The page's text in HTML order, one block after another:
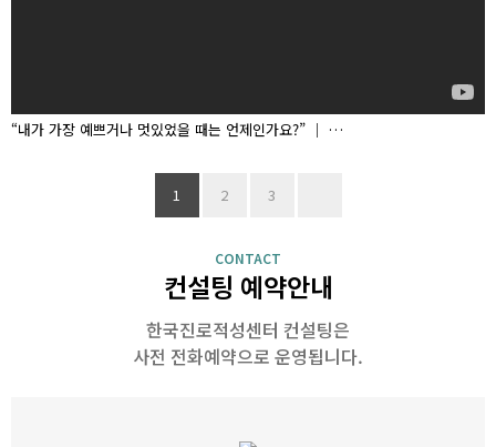
“내가 가장 예쁘거나 멋있었을 때는 언제인가요?” │ …
1 2 3
CONTACT
컨설팅 예약안내
한국진로적성센터 컨설팅은
사전 전화예약으로 운영됩니다.